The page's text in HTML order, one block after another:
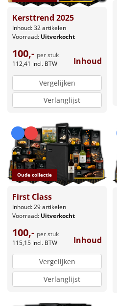
Kersttrend 2025
Inhoud: 32 artikelen
Voorraad: Uitverkocht
100,- per stuk
112,41 incl. BTW Inhoud
Vergelijken
Verlanglijst
Oude collectie
First Class
Inhoud: 29 artikelen
Voorraad: Uitverkocht
100,- per stuk
115,15 incl. BTW Inhoud
Vergelijken
Verlanglijst